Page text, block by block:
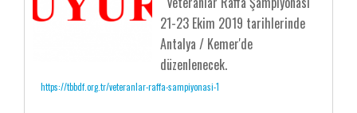
21-23 Ekim 2019 tarihlerinde
Antalya / Kemer'de
düzenlenecek.
https://tbbdf.org.tr/veteranlar-raffa-sampiyonasi-1